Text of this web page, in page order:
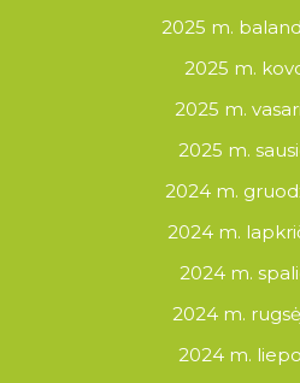
2025 m.
2025 m.
2025 m.
2025 m.
2024 m.
2024 m.
2024 m.
2024 m.
2024 m.